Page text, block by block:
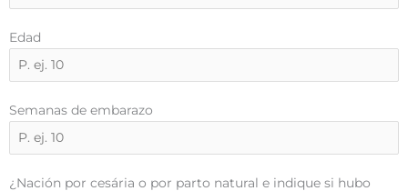
Edad
Semanas de embarazo
¿Nación por cesária o por parto natural e indique si hubo